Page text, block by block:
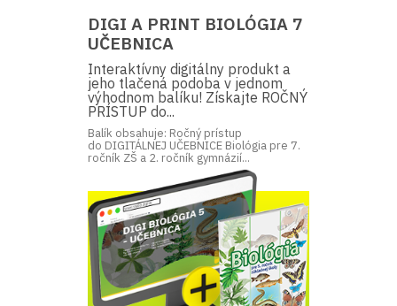
DIGI A PRINT BIOLÓGIA 7
UČEBNICA
Interaktívny digitálny produkt a
jeho tlačená podoba v jednom
výhodnom balíku! Získajte ROČNÝ
PRÍSTUP do...
Balík obsahuje: Ročný prístup
do DIGITÁLNEJ UČEBNICE Biológia pre 7.
ročník ZŠ a 2. ročník gymnázií...